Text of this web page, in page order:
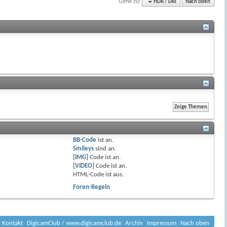
Gehe zu: HDR / DRI Nach oben
BB-Codeist an.
Smileyssind an.
[IMG] Code ist an.
[VIDEO] Code ist an.
HTML-Code ist aus.
Foren-Regeln
Kontakt DigicamClub / www.digicamclub.de Archiv Impressum Nach oben